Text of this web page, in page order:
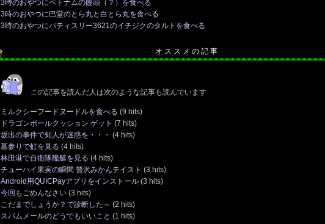
3時のおやつにベトナムの饅頭（？）を食べる
3時のおやつに巴堂のとら丸と白とら丸を食べる
3時のおやつにパティスリー3621のイチジクのタルトを食べる
オ ス ス メ の 記 事
この記事を読んだ人は次のような記事も読んでいます
ミルクシーフードヌードルを食べる (9 hits)
ドラゴンボールクッション ゲット (7 hits)
坂出の事件で知人が迷惑を・・・ (4 hits)
墓参りで虹を見る (4 hits)
林田港で自衛隊艦艇を見る (4 hits)
チューハイ果実の瞬間 贅沢みかんテイスト (3 hits)
Android用QUICPayアプリをインストール (3 hits)
今回もごめんなさい (3 hits)
こだまでしょうか？で診断した～ (2 hits)
スパムメールのどうでもいいこと (1 hits)